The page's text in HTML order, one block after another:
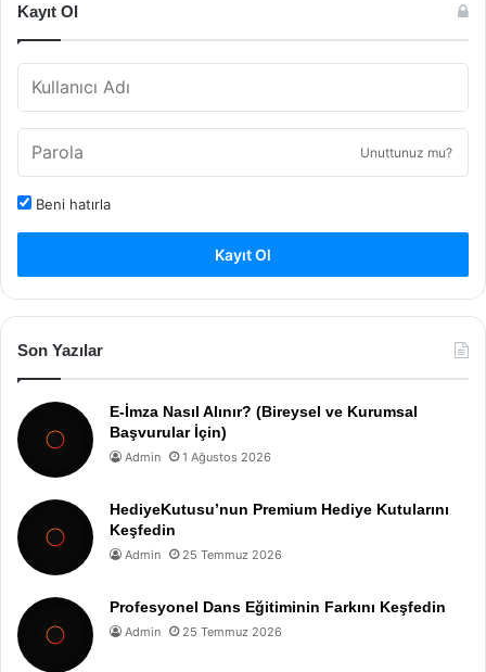
Kayıt Ol
Unuttunuz mu?
Beni hatırla
Kayıt Ol
Son Yazılar
E-İmza Nasıl Alınır? (Bireysel ve Kurumsal
Başvurular İçin)
Admin 1 Ağustos 2026
HediyeKutusu’nun Premium Hediye Kutularını
Keşfedin
Admin 25 Temmuz 2026
Profesyonel Dans Eğitiminin Farkını Keşfedin
Admin 25 Temmuz 2026